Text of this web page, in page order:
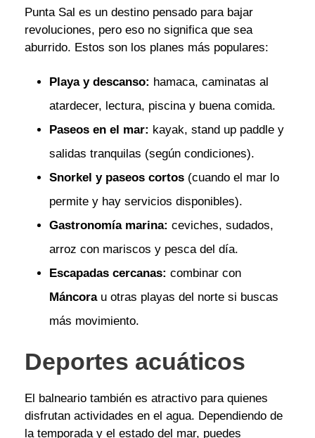
Punta Sal es un destino pensado para bajar
revoluciones, pero eso no significa que sea
aburrido. Estos son los planes más populares:
Playa y descanso: hamaca, caminatas al
atardecer, lectura, piscina y buena comida.
Paseos en el mar: kayak, stand up paddle y
salidas tranquilas (según condiciones).
Snorkel y paseos cortos (cuando el mar lo
permite y hay servicios disponibles).
Gastronomía marina: ceviches, sudados,
arroz con mariscos y pesca del día.
Escapadas cercanas: combinar con
Máncorau otras playas del norte si buscas
más movimiento.
Deportes acuáticos
El balneario también es atractivo para quienes
disfrutan actividades en el agua. Dependiendo de
la temporada y el estado del mar, puedes